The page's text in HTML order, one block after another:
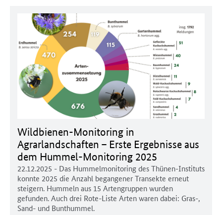
Wildbienen-Monitoring in
Agrarlandschaften – Erste Ergebnisse aus
dem Hummel-Monitoring 2025
22.12.2025 - Das Hummelmonitoring des Thünen-Instituts
konnte 2025 die Anzahl begangener Transekte erneut
steigern. Hummeln aus 15 Artengruppen wurden
gefunden. Auch drei Rote-Liste Arten waren dabei: Gras-,
Sand- und Bunthummel.